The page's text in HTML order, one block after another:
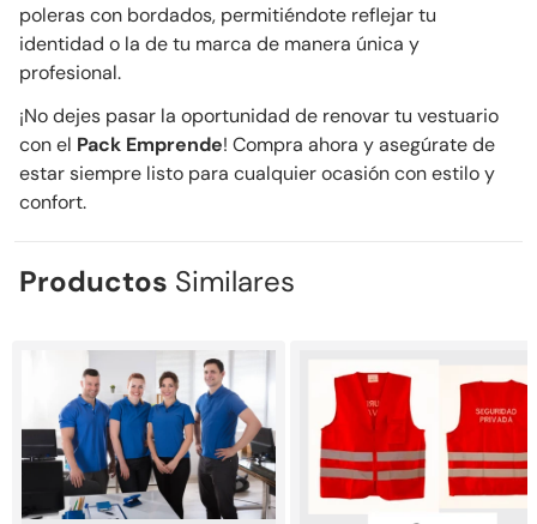
poleras con bordados, permitiéndote reflejar tu
identidad o la de tu marca de manera única y
profesional.
¡No dejes pasar la oportunidad de renovar tu vestuario
con el Pack Emprende! Compra ahora y asegúrate de
estar siempre listo para cualquier ocasión con estilo y
confort.
Productos Similares